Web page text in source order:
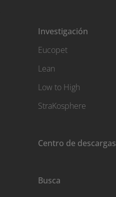
Investigación
Eucopet
Lean
Low to High
StraKosphere
Centro de descargas
Busca